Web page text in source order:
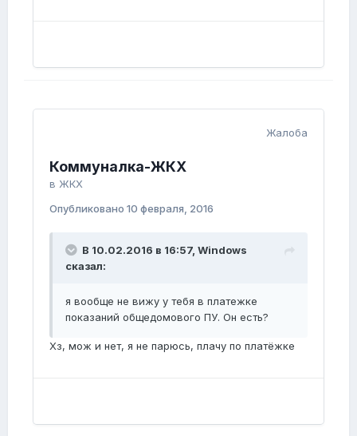
Жалоба
Коммуналка-ЖКХ
в ЖКХ
Опубликовано 10 февраля, 2016
В 10.02.2016 в 16:57, Windows
сказал:
я вообще не вижу у тебя в платежке
показаний общедомового ПУ. Он есть?
Хз, мож и нет, я не парюсь, плачу по платёжке